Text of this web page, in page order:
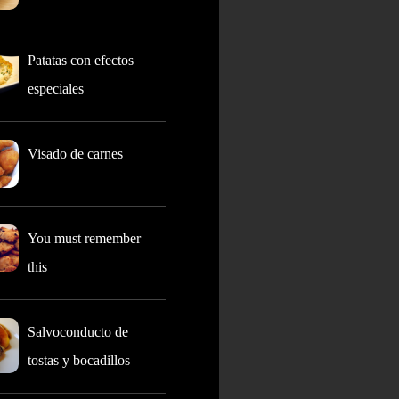
Patatas con efectos
especiales
Visado de carnes
You must remember
this
Salvoconducto de
tostas y bocadillos